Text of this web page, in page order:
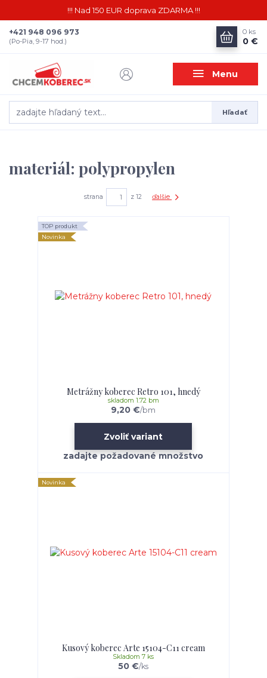
!!! Nad 150 EUR doprava ZDARMA !!!
Menu
Hľadať
+421 948 096 973
(Po-Pia, 9-17 hod.)
0 ks
0 €
materiál: polypropylen
strana z 12 ďalšie
TOP produkt
Novinka
Metrážny koberec Retro 101, hnedý
9,20 €/bm
skladom 1.72 bm
Zvoliť variant
Novinka
Kusový koberec Arte 15104-C11 cream
50 €/ks
Skladom 7 ks